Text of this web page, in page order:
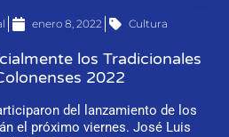
enero 8, 2022 Cultura
los Tradicionales
2022
del lanzamiento de los
el próximo viernes. José Luis